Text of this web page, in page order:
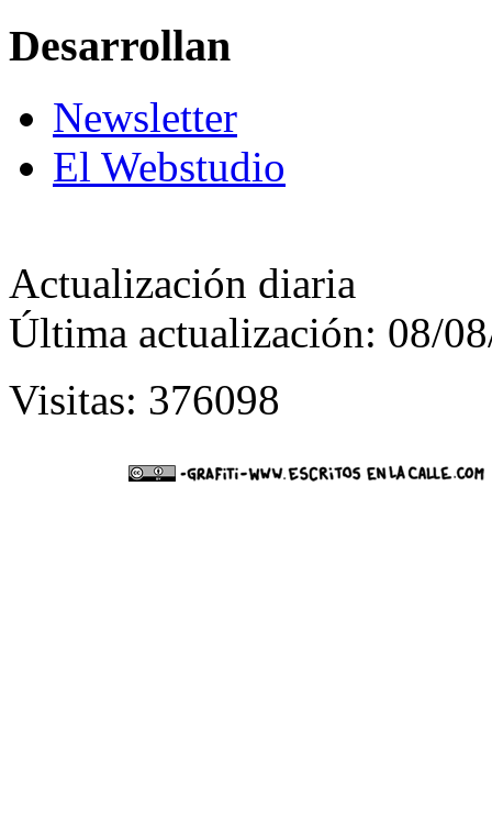
Desarrollan
Newsletter
El Webstudio
Actualización diaria
Última actualización: 08/
Visitas: 376098